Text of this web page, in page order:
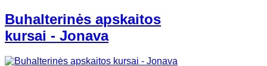
Buhalterinės apskaitos
kursai - Jonava